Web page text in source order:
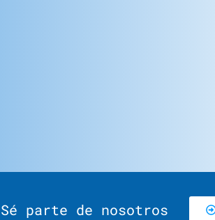
Sé parte de nosotros